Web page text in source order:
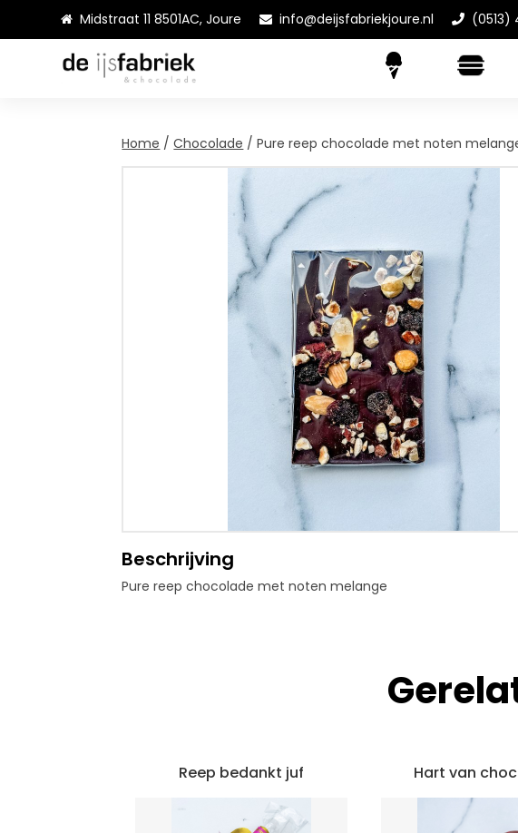
Midstraat 11 8501AC, Joure info@deijsfabriekjoure.nl (0513)
Home /Chocolade / Pure reep chocolade met noten
Beschrijving
Pure reep chocolade met noten melange
Reep bedankt juf Hart van